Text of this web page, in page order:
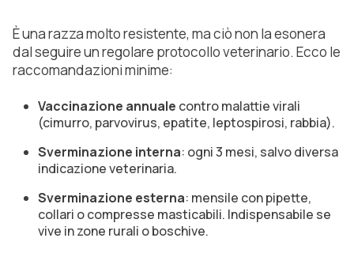
È una razza molto resistente, ma ciò non la esonera
dal seguire un regolare protocollo veterinario. Ecco le
raccomandazioni minime:
Vaccinazione annuale contro malattie virali
(cimurro, parvovirus, epatite, leptospirosi, rabbia).
Sverminazione interna: ogni 3 mesi, salvo diversa
indicazione veterinaria.
Sverminazione esterna: mensile con pipette,
collari o compresse masticabili. Indispensabile se
vive in zone rurali o boschive.